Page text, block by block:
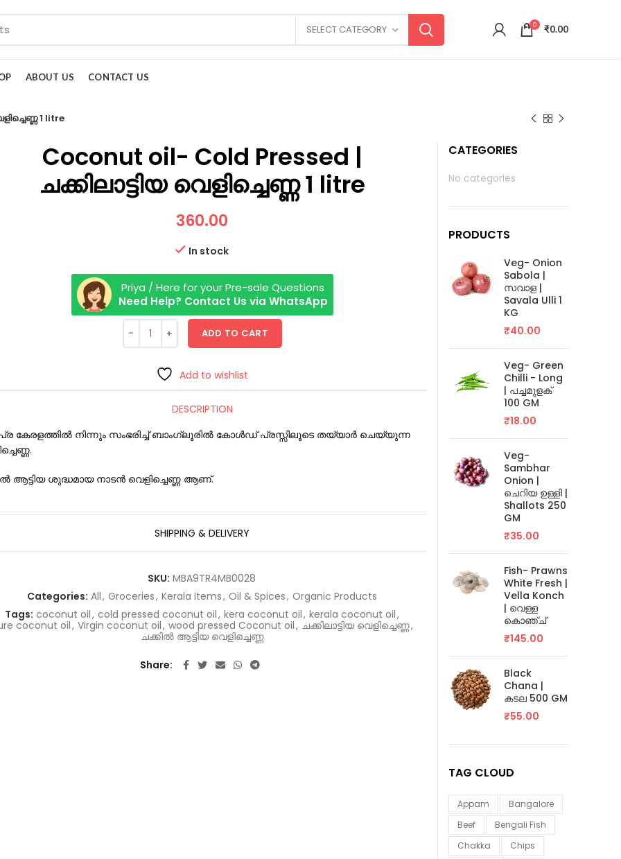
SELECT CATEGORY 0 ₹0.00
ABOUT US CONTACT US
1 litre
Coconut oil- Cold Pressed |
ചക്കിലാട്ടിയ വെളിച്ചെണ്ണ 1 litre
360.00
In stock
Priya / Here for your Pre-sale Questions
Need Help? Contact Us via WhatsApp
ADD TO CART
Add to wishlist
DESCRIPTION
കേരളത്തിൽ നിന്നും സംഭരിച്ച് ബാംഗ്ലൂരിൽ കോൾഡ് പ്രസ്സിലൂടെ തയ്യാർ ചെയ്യുന്ന
ആട്ടിയ ശുദ്ധമായ നാടൻ വെളിച്ചെണ്ണ ആണ്.
SHIPPING & DELIVERY
SKU: MBA9TR4MB0028
Categories: All, Groceries, Kerala Items, Oil & Spices, Organic Products
Tags: coconut oil, cold pressed coconut oil, kera coconut oil, kerala coconut oil,
coconut oil, Virgin coconut oil, wood pressed Coconut oil, ചക്കിലാട്ടിയ വെളിച്ചെണ്ണ,
ചക്കിൽ ആട്ടിയ വെളിച്ചെണ്ണ
Share
CATEGORIES
No categories
PRODUCTS
Veg- Onion
Sabola |
സവാള |
Savala Ulli 1
KG
₹40.00
Veg- Green
Chilli - Long
| പച്ചമുളക്
100 GM
₹18.00
Veg-
Sambhar
Onion |
ചെറിയ ഉള്ളി |
Shallots 250
GM
₹35.00
Fish- Prawns
White Fresh |
Vella Konch
| വെള്ള
കൊഞ്ച്
₹145.00
Black
Chana |
കടല 500 GM
₹55.00
TAG CLOUD
Appam
Bangalore
Beef
Bengali Fish
Chakka
Chips